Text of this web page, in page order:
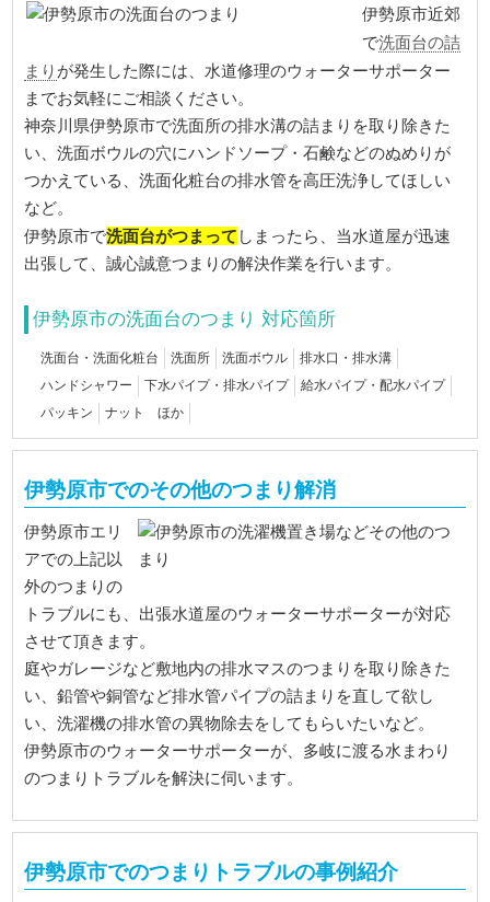
伊勢原市近郊
で洗面台の詰
まり が発生した際には、水道修理のウォーターサポーター
までお気軽にご相談ください。
神奈川県伊勢原市で洗面所の排水溝の詰まりを取り除きた
い、洗面ボウルの穴にハンドソープ・石鹸などのぬめりが
つかえている、洗面化粧台の排水管を高圧洗浄してほしい
など。
伊勢原市で洗面台がつまって しまったら、当水道屋が迅速
出張して、誠心誠意つまりの解決作業を行います。
伊勢原市の洗面台のつまり 対応箇所
洗面台・洗面化粧台 洗面所 洗面ボウル
排水口・排水溝
ハンドシャワー
下水パイプ・排水パイプ
給水パイプ・配水パイプ
パッキン
ナット ほか
伊勢原市でのその他のつまり解消
伊勢原市エリ
アでの上記以
外のつまりの
トラブルにも、出張水道屋のウォーターサポーターが対応
させて頂きます。
庭やガレージなど敷地内の排水マスのつまりを取り除きた
い、鉛管や銅管など排水管パイプの詰まりを直して欲し
い、洗濯機の排水管の異物除去をしてもらいたいなど。
伊勢原市のウォーターサポーターが、多岐に渡る水まわり
のつまりトラブルを解決に伺います。
伊勢原市でのつまりトラブルの事例紹介